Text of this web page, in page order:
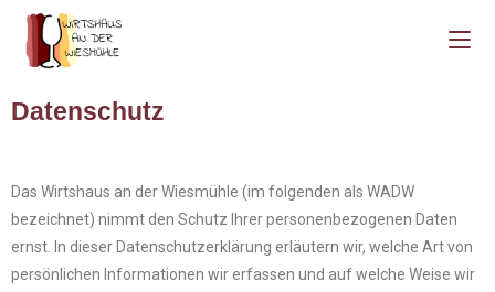
Datenschutz
Das Wirtshaus an der Wiesmühle (im folgenden als WADW
bezeichnet) nimmt den Schutz Ihrer personenbezogenen Daten
ernst. In dieser Datenschutzerklärung erläutern wir, welche Art von
persönlichen Informationen wir erfassen und auf welche Weise wir